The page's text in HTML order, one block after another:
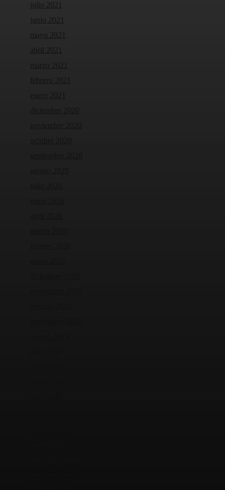
julio 2021
junio 2021
mayo 2021